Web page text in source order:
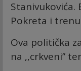
Stanivukovića.
Pokreta i
Ova politička
na ,,crkveni’’